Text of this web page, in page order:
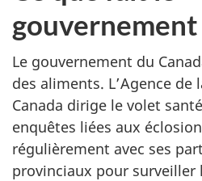
gouvernement
Le gouvernement du
des aliments. L’Agence
Canada dirige le volet
enquêtes liées aux
régulièrement avec ses
provinciaux pour surveiller